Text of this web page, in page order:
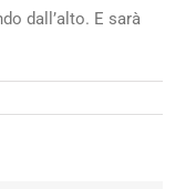
dall’alto. E sarà